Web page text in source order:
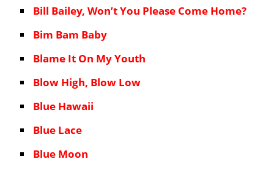
Bill Bailey, Won’t You Please Come Home?
Bim Bam Baby
Blame It On My Youth
Blow High, Blow Low
Blue Hawaii
Blue Lace
Blue Moon